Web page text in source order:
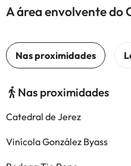
A área envolvente do
Nas proximidades
Catedral de Jerez
Vinícola González Byass